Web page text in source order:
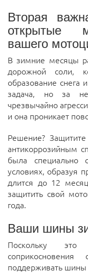
Вторая
открытые
вашего
В зимние месяцы
дорожной соли,
образование снега
задача, но за
чрезвычайно
и она проникает
Решение?
антикоррозийным
была специально
условиях, образуя
длится до 12
защитить свой
года.
Ваши шины
Поскольку это
поддерживать шины